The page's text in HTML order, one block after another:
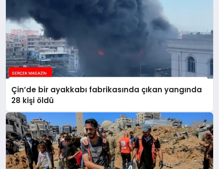
Çin’de bir ayakkabı fabrikasında çıkan yangında
28 kişi öldü